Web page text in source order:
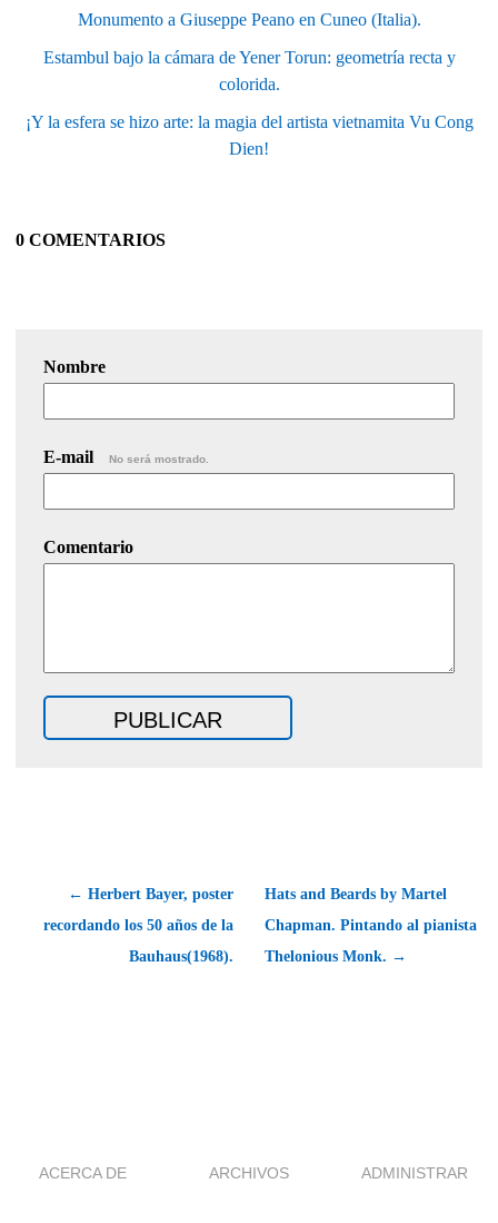
Monumento a Giuseppe Peano en Cuneo (Italia).
Estambul bajo la cámara de Yener Torun: geometría recta y
colorida.
¡Y la esfera se hizo arte: la magia del artista vietnamita Vu Cong
Dien!
0 COMENTARIOS
Nombre
E-mail No será mostrado.
Comentario
← Herbert Bayer, poster
recordando los 50 años de la
Bauhaus(1968).
Hats and Beards by Martel
Chapman. Pintando al pianista
Thelonious Monk. →
ACERCA DE ARCHIVOS ADMINISTRAR